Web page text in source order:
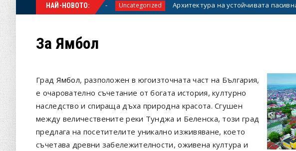
НАЙ-НОВОТО:
знае всяка фирма Uncategorized Архитектура на устойчивата пасивна
За Ямбол
Град Ямбол, разположен в югоизточната част на България,
е очарователно съчетание от богата история, културно
наследство и спираща дъха природна красота. Сгушен
между величествените реки Тунджа и Беленска, този град
предлага на посетителите уникално изживяване, което
съчетава древни забележителности, оживена култура и